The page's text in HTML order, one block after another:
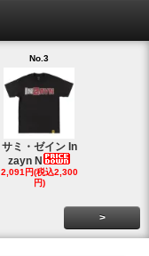
No.3
サミ・ゼイン In
zayn N
2,091円(税込2,300
円)
>